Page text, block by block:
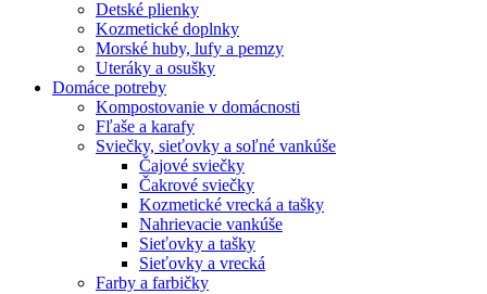
Detské plienky
Kozmetické doplnky
Morské huby, lufy a pemzy
Uteráky a osušky
Domáce potreby
Kompostovanie v domácnosti
Fľaše a karafy
Sviečky, sieťovky a soľné vankúše
Čajové sviečky
Čakrové sviečky
Kozmetické vrecká a tašky
Nahrievacie vankúše
Sieťovky a tašky
Sieťovky a vrecká
Farby a farbičky